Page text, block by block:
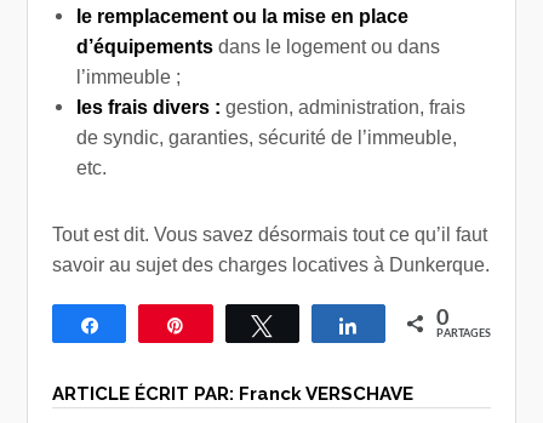
le remplacement ou la mise en place
d’équipements dans le logement ou dans
l’immeuble ;
les frais divers : gestion, administration, frais
de syndic, garanties, sécurité de l’immeuble,
etc.
Tout est dit. Vous savez désormais tout ce qu’il faut
savoir au sujet des charges locatives à Dunkerque.
Partagez Épingle Tweetez Partagez0
PARTAGES
ARTICLE ÉCRIT PAR: Franck VERSCHAVE